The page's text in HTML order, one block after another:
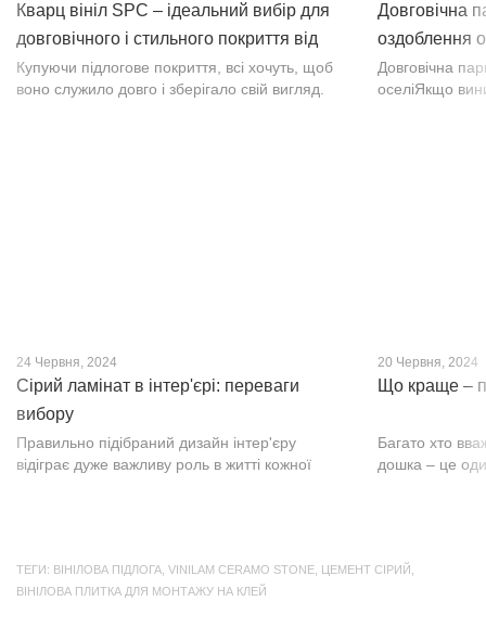
Кварц вініл SPC – ідеальний вибір для
довговічного і стильного покриття від
PROFLOOR
Купуючи підлогове покриття, всі хочуть, щоб
воно служило довго і зберігало свій вигляд.
Довговічна
оздоблення
Довговічна
оселіЯкщо
24 Червня, 2024
Сірий ламінат в інтер'єрі: переваги
вибору
Правильно підібраний дизайн інтер'єру
відіграє дуже важливу роль в житті кожної
20 Червня, 2024
Що краще –
Багато хто
дошка – це
ТЕГИ: ВІНІЛОВА ПІДЛОГА VINILAM CERAMO STONE ЦЕМЕНТ СІРИЙ
ВІНІЛОВА ПЛИТКА ДЛЯ МОНТАЖУ НА КЛЕЙ